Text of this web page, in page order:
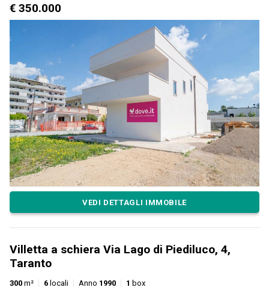
€ 350.000
VEDI DETTAGLI IMMOBILE
Villetta a schiera Via Lago di Piediluco, 4,
Taranto
300 m² 6 locali Anno 1990 1 box